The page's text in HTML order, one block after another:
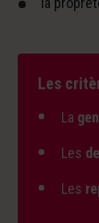
Les
La
Les
Les